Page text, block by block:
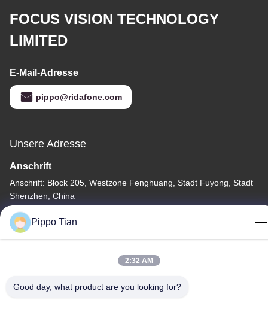
FOCUS VISION TECHNOLOGY
LIMITED
E-Mail-Adresse
pippo@ridafone.com
Unsere Adresse
Anschrift
Anschrift: Block 205, Westzone Fenghuang, Stadt Fuyong, Stadt
Shenzhen, China
Tel.
86--13590447319
Pippo Tian
2:32 AM
Good day, what product are you looking for?